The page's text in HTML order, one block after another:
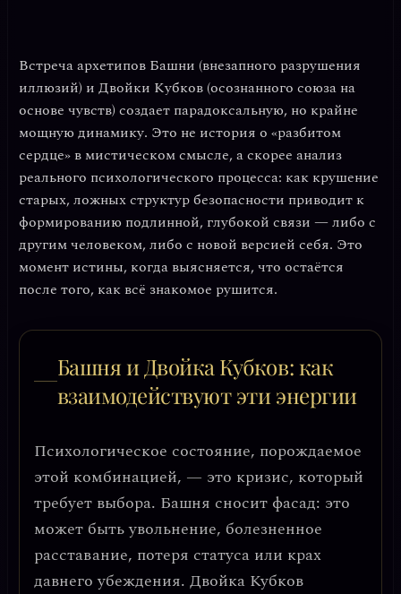
Встреча архетипов Башни (внезапного разрушения
иллюзий) и Двойки Кубков (осознанного союза на
основе чувств) создает парадоксальную, но крайне
мощную динамику. Это не история о «разбитом
сердце» в мистическом смысле, а скорее анализ
реального психологического процесса: как крушение
старых, ложных структур безопасности приводит к
формированию подлинной, глубокой связи — либо с
другим человеком, либо с новой версией себя. Это
момент истины, когда выясняется, что остаётся
после того, как всё знакомое рушится.
Башня и Двойка Кубков: как
взаимодействуют эти энергии
Психологическое состояние, порождаемое
этой комбинацией, — это кризис, который
требует выбора. Башня сносит фасад: это
может быть увольнение, болезненное
расставание, потеря статуса или крах
давнего убеждения. Двойка Кубков